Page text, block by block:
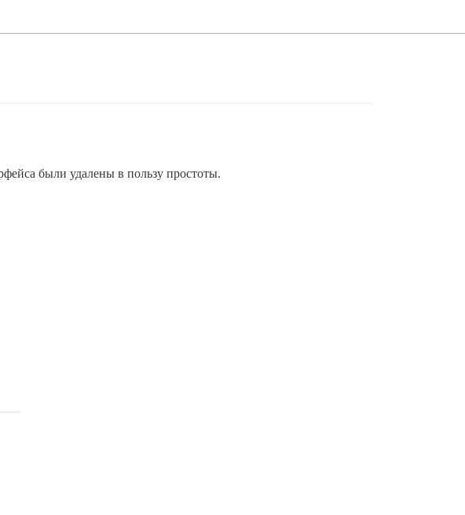
были удалены в пользу простоты.